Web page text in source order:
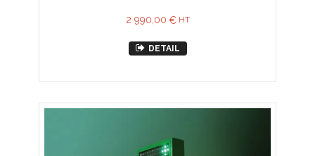
2 990,00 € HT
DETAIL